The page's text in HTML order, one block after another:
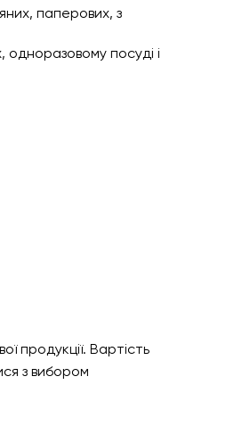
паперових, з
посуді і
продукції. Вартість
з вибором